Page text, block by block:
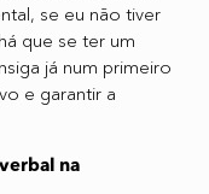
se eu não tiver
que se ter um
já num primeiro
e garantir a
na